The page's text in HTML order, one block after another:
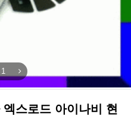
1
스로드 아이나비 현